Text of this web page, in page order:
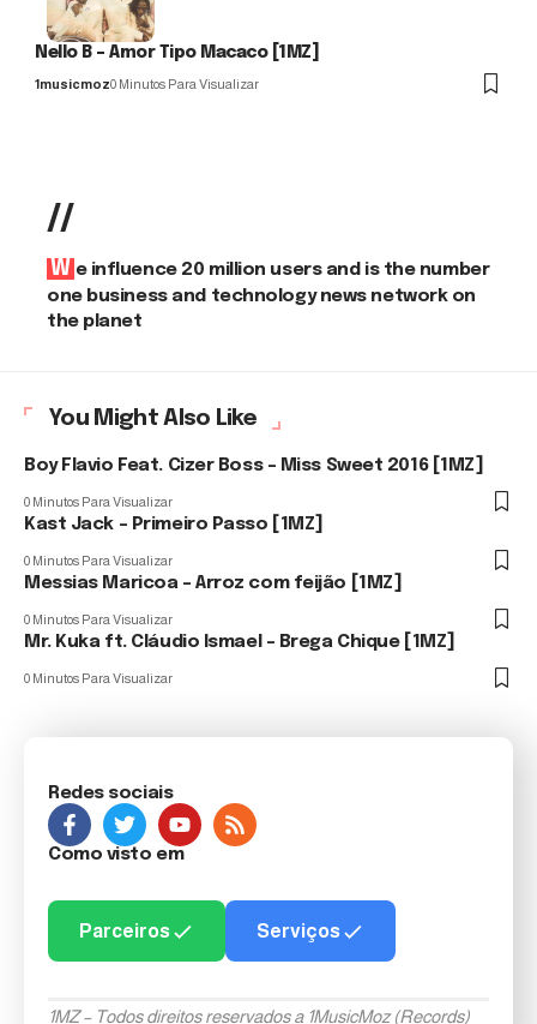
Nello B – Amor Tipo Macaco [1MZ]
1musicmoz0 Minutos Para Visualizar
//
We influence 20 million users and is the number
one business and technology news network on
the planet
You Might Also Like
Boy Flavio Feat. Cizer Boss – Miss Sweet 2016 [1MZ]
0 Minutos Para Visualizar
Kast Jack – Primeiro Passo [1MZ]
0 Minutos Para Visualizar
Messias Maricoa – Arroz com feijão [1MZ]
0 Minutos Para Visualizar
Mr. Kuka ft. Cláudio Ismael – Brega Chique [1MZ]
0 Minutos Para Visualizar
Redes sociais
Como visto em
Parceiros Serviços
1MZ – Todos direitos reservados a 1MusicMoz (Records)